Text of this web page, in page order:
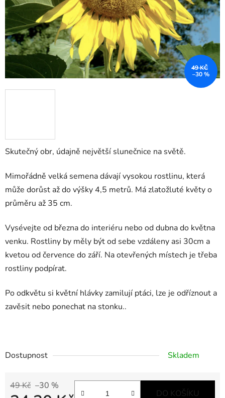
Skutečný obr, údajně největší slunečnice na světě.
Mimořádně velká semena dávají vysokou rostlinu, která
může dorůst až do výšky 4,5 metrů. Má zlatožluté květy o
průměru až 35 cm.
Vysévejte od března do interiéru nebo od dubna do května
venku. Rostliny by měly být od sebe vzdáleny asi 30cm a
kvetou od července do září. Na otevřených místech je třeba
rostliny podpírat.
Po odkvětu si květní hlávky zamilují ptáci, lze je odříznout a
zavěsit nebo ponechat na stonku..
Dostupnost Skladem
49 Kč –30 %
DO KOŠÍKU
49 KČ
–30 %